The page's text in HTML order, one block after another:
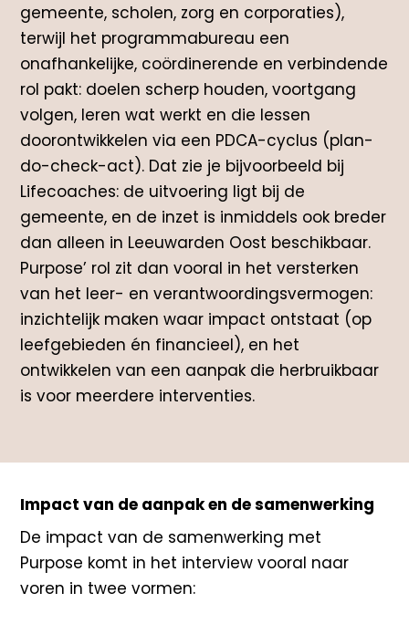
gemeente, scholen, zorg en corporaties),
terwijl het programmabureau een
onafhankelijke, coördinerende en verbindende
rol pakt: doelen scherp houden, voortgang
volgen, leren wat werkt en die lessen
doorontwikkelen via een PDCA-cyclus (plan-
do-check-act). Dat zie je bijvoorbeeld bij
Lifecoaches: de uitvoering ligt bij de
gemeente, en de inzet is inmiddels ook breder
dan alleen in Leeuwarden Oost beschikbaar.
Purpose’ rol zit dan vooral in het versterken
van het leer- en verantwoordingsvermogen:
inzichtelijk maken waar impact ontstaat (op
leefgebieden én financieel), en het
ontwikkelen van een aanpak die herbruikbaar
is voor meerdere interventies.
Impact van de aanpak en de samenwerking
De impact van de samenwerking met
Purpose komt in het interview vooral naar
voren in twee vormen: